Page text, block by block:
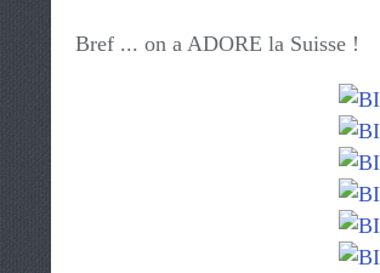
Bref ... on a ADORE la Suisse !